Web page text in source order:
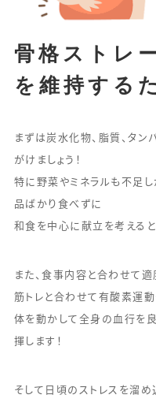
骨格ストレ
を維持する
まずは炭水化物、脂質、タ
がけましょう！
特に野菜やミネラルも不足し
品ばかり食べずに
和食を中心に献立を考えると
また、食事内容と合わせて
筋トレと合わせて有酸素運動
体を動かして全身の血行を
揮します！
そして日頃のストレスを溜